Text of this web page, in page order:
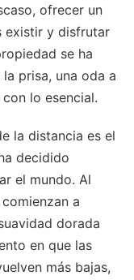
ofrecer un
existir y disfrutar
se ha
prisa, una oda a
lo esencial.
la distancia es el
decidido
el mundo. Al
a
dorada
en que las
más bajas,